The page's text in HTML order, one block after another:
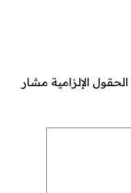
الحقول الإلزامية مشار